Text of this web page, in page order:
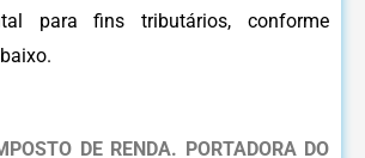
para fins tributários, conforme
DE RENDA. PORTADORA DO